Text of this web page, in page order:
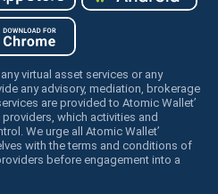
virtual asset services or any
any advisory, mediation, brokerage
are provided to Atomic Wallet’
which activities and
We urge all Atomic Wallet’
with the terms and conditions of
before engagement into a